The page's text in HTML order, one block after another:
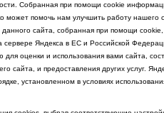
Собранная при помощи cookie
может помочь нам улучшить работу нашего
сайта, собранная при помощи cookie,
сервере Яндекса в ЕС и Российской
оценки и использования вами сайта,
сайта, и предоставления других услуг.
установленном в условиях